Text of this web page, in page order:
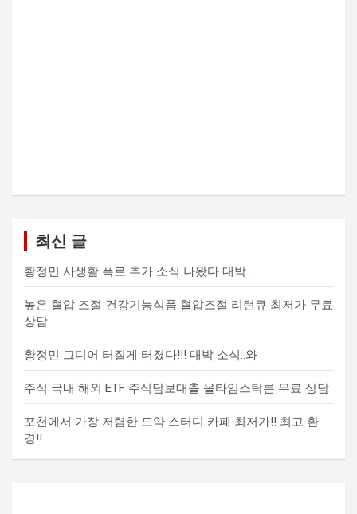
최신 글
황정민 사생활 폭로 추가 소식 나왔다 대박…
높은 혈압 조절 건강기능식품 혈압조절 리턴큐 최저가 무료
상담
황정민 그디어 터질게 터졌다!!! 대박 소식..와
주식 국내 해외 ETF 주식담보대출 올타임스탁론 무료 상담
포천에서 가장 저렴한 도약 스터디 카페 최저가!! 최고 환
경!!